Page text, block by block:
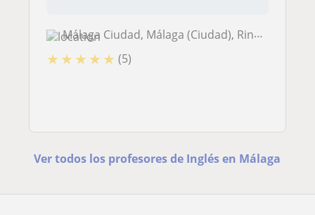
Málaga Ciudad, Málaga (Ciudad), Rincón de la Victoria
★ ★ ★ ★ ★ (5)
Ver todos los profesores de Inglés en Málaga